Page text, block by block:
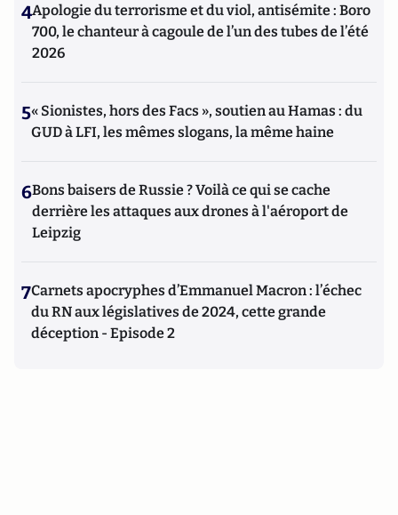
4Apologie du terrorisme et du viol, antisémite : Boro
700, le chanteur à cagoule de l’un des tubes de l’été
2026
5« Sionistes, hors des Facs », soutien au Hamas : du
GUD à LFI, les mêmes slogans, la même haine
6Bons baisers de Russie ? Voilà ce qui se cache
derrière les attaques aux drones à l'aéroport de
Leipzig
7Carnets apocryphes d’Emmanuel Macron : l’échec
du RN aux législatives de 2024, cette grande
déception - Episode 2